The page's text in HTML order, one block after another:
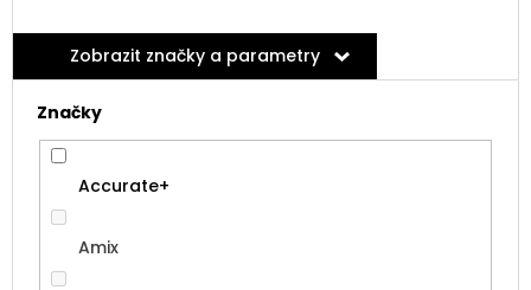
Zobrazit značky a parametry
Značky
Accurate+
Amix